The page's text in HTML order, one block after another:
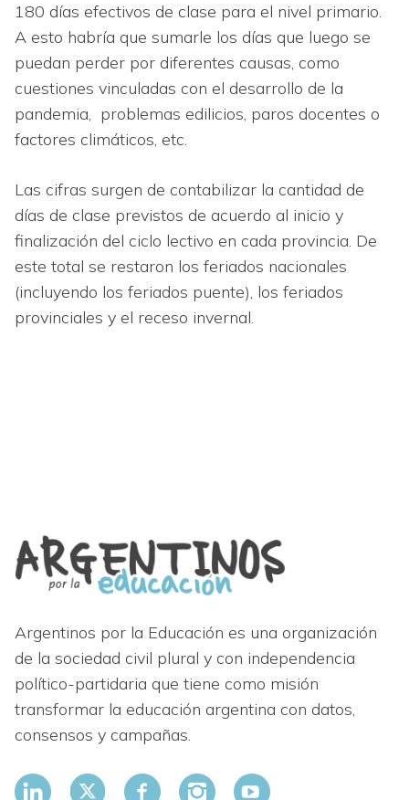
180 días efectivos de clase para el nivel primario.
A esto habría que sumarle los días que luego se
puedan perder por diferentes causas, como
cuestiones vinculadas con el desarrollo de la
pandemia, problemas edilicios, paros docentes o
factores climáticos, etc.
Las cifras surgen de contabilizar la cantidad de
días de clase previstos de acuerdo al inicio y
finalización del ciclo lectivo en cada provincia. De
este total se restaron los feriados nacionales
(incluyendo los feriados puente), los feriados
provinciales y el receso invernal.
Argentinos por la Educación es una organización
de la sociedad civil plural y con independencia
político-partidaria que tiene como misión
transformar la educación argentina con datos,
consensos y campañas.